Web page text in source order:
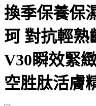
換季保養保
珂 對抗輕熟
V30瞬效緊
空胜肽活膚